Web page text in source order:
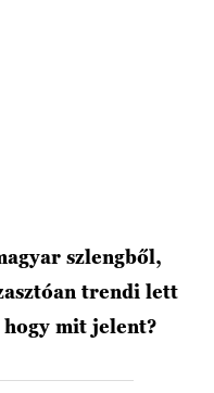
szlengből,
trendi lett
mit jelent?